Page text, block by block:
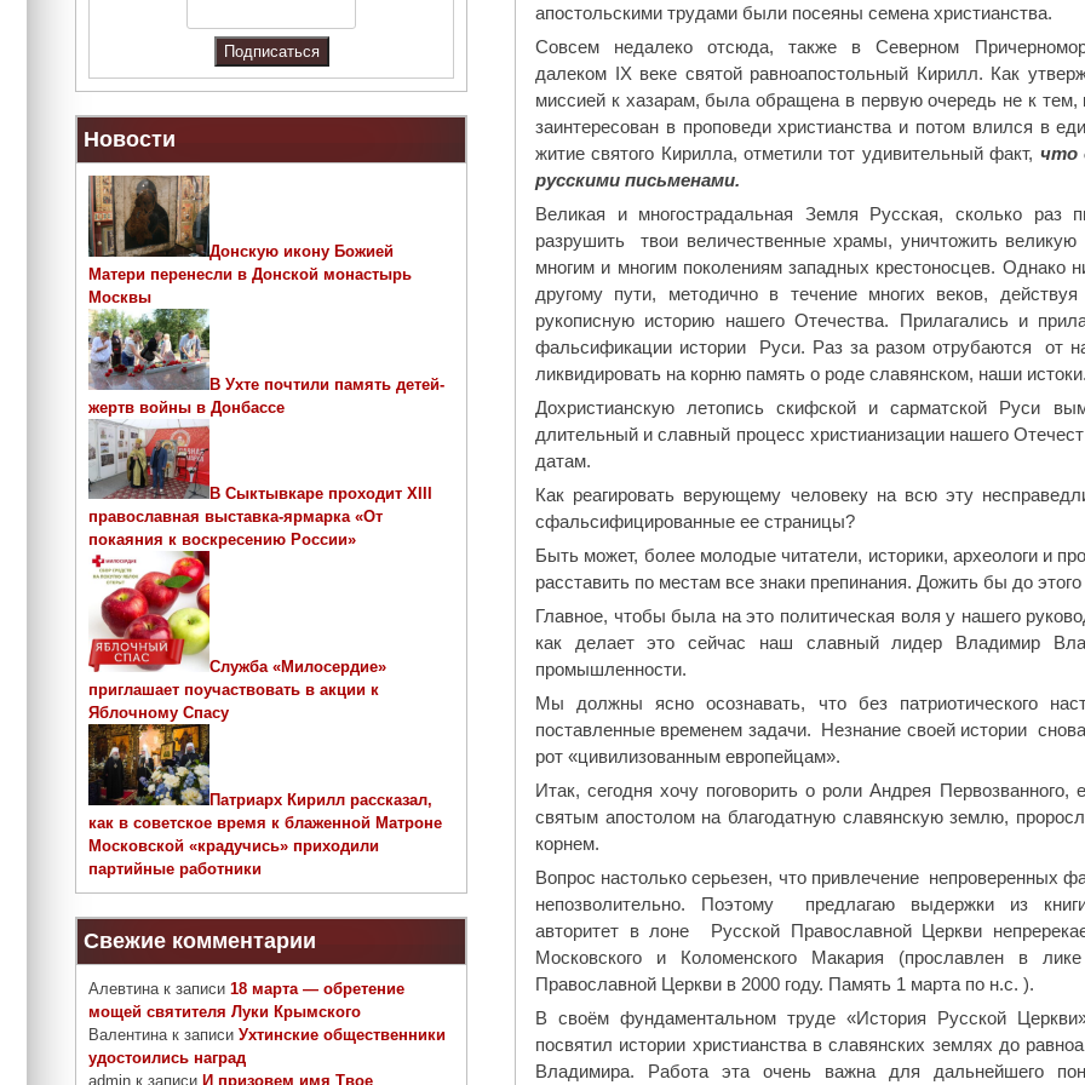
апостольскими трудами были посеяны семена христианства.
Совсем недалеко отсюда, также в Северном
далеком IX веке святой равноапостольный Кирилл. Как
миссией к хазарам, была обращена в первую очередь не к
заинтересован в проповеди христианства и потом влился в
житие святого Кирилла, отметили тот удивительный факт, что
русскими письменами.
Великая и многострадальная Земля Русская, сколько раз
разрушить твои величественные храмы, уничтожить
многим и многим поколениям западных крестоносцев.
другому пути, методично в течение многих веков,
рукописную историю нашего Отечества. Прилагались и
фальсификации истории Руси. Раз за разом отрубаются от
ликвидировать на корню память о роде славянском, наши
Дохристианскую летопись скифской и сарматской Руси
длительный и славный процесс христианизации нашего
датам.
Как реагировать верующему человеку на всю эту
сфальсифицированные ее страницы?
Быть может, более молодые читатели, историки, археологи и
расставить по местам все знаки препинания. Дожить бы до
Главное, чтобы была на это политическая воля у нашего
как делает это сейчас наш славный лидер Владимир
промышленности.
Мы должны ясно осознавать, что без патриотического
поставленные временем задачи. Незнание своей истории
рот «цивилизованным европейцам».
Итак, сегодня хочу поговорить о роли Андрея
святым апостолом на благодатную славянскую землю,
корнем.
Вопрос настолько серьезен, что привлечение непроверенных
непозволительно. Поэтому предлагаю выдержки из
авторитет в лоне Русской Православной Церкви
Московского и Коломенского Макария (прославлен в
Православной Церкви в 2000 году. Память 1 марта по н.с. ).
В своём фундаментальном труде «История Русской
посвятил истории христианства в славянских землях до
Владимира. Работа эта очень важна для дальнейшего
Новости
Донскую икону Божией
Матери перенесли в Донской монастырь
Москвы
В Ухте почтили память детей-
жертв войны в Донбассе
В Сыктывкаре проходит ХIII
православная выставка-ярмарка «От
покаяния к воскресению России»
Служба «Милосердие»
приглашает поучаствовать в акции к
Яблочному Спасу
Патриарх Кирилл рассказал,
как в советское время к блаженной Матроне
Московской «крадучись» приходили
партийные работники
Свежие комментарии
Алевтинак записи 18 марта — обретение
мощей святителя Луки Крымского
Валентинак записи Ухтинские общественники
удостоились наград
admin к записи И призовем имя Твое